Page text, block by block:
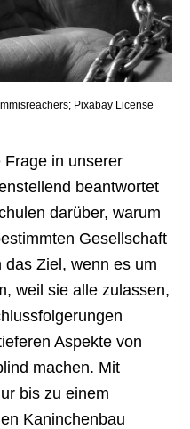
Pixabay License
Frage in unserer
beantwortet
darüber, warum
Gesellschaft
Ziel, wenn es um
weil sie alle zulassen,
Aspekte von
machen. Mit
bis zu einem
Kaninchenbau